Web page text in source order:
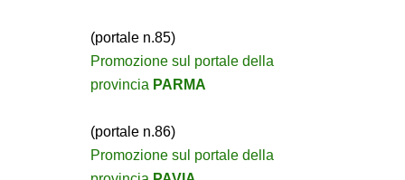
(portale n.85)
Promozione sul portale della
provincia PARMA
(portale n.86)
Promozione sul portale della